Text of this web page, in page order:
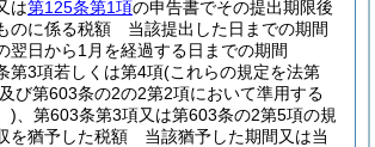
は第125条第1項の申告書でその提出期限後
のに係る税額 当該提出した日までの期間
翌日から1月を経過する日までの期間
第3項若しくは第4項(これらの規定を法第
び第603条の2の2第2項において準用する
) 、第603条第3項又は第603条の2第5項の規
を猶予した税額 当該猶予した期間又は当